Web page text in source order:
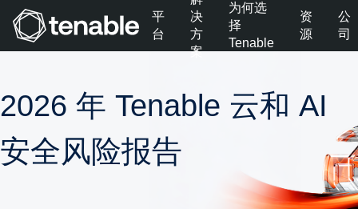
跳转至页脚
平
台
决
方
案
为何选
择
Tenable
资
源
公
司
Security
2026 年 Tenable 云和 AI
安全风险报告